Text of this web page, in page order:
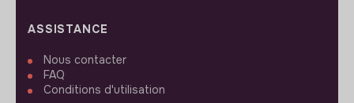
ASSISTANCE
Nous contacter
FAQ
Conditions d'utilisation